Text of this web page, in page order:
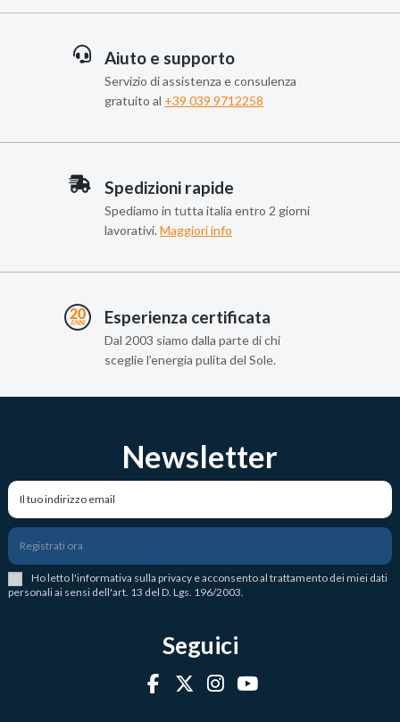
Aiuto e supporto
Servizio di assistenza e consulenza
gratuito al +39 039 9712258
Spedizioni rapide
Spediamo in tutta italia entro 2 giorni
lavorativi.Maggiori info
Esperienza certificata
Dal 2003 siamo dalla parte di chi
sceglie l’energia pulita del Sole.
Newsletter
Registrati ora
Ho letto l'informativa sulla privacy e acconsento al trattamento dei miei dati
personali ai sensi dell'art. 13 del D. Lgs. 196/2003.
Seguici